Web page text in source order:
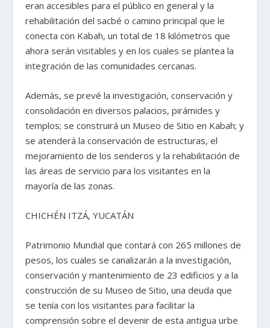
eran accesibles para el público en general y la
rehabilitación del sacbé o camino principal que le
conecta con Kabah, un total de 18 kilómetros que
ahora serán visitables y en los cuales se plantea la
integración de las comunidades cercanas.
Además, se prevé la investigación, conservación y
consolidación en diversos palacios, pirámides y
templos; se construirá un Museo de Sitio en Kabah; y
se atenderá la conservación de estructuras, el
mejoramiento de los senderos y la rehabilitación de
las áreas de servicio para los visitantes en la
mayoría de las zonas.
CHICHÉN ITZÁ, YUCATÁN
Patrimonio Mundial que contará con 265 millones de
pesos, los cuales se canalizarán a la investigación,
conservación y mantenimiento de 23 edificios y a la
construcción de su Museo de Sitio, una deuda que
se tenía con los visitantes para facilitar la
comprensión sobre el devenir de esta antigua urbe